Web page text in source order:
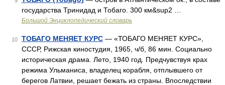
государства Тринидад и Тобаго. 300 км&sup2 …
Большой Энциклопедический словарь
10 ТОБАГО МЕНЯЕТ КУРС — «ТОБАГО МЕНЯЕТ КУРС»,
СССР, Рижская киностудия, 1965, ч/б, 86 мин. Социально
историческая драма. Лето, 1940 год. Предчувствуя крах
режима Ульманиса, владелец корабля, отплывшего от
берегов Латвии, решает бежать из страны. Впоследствии